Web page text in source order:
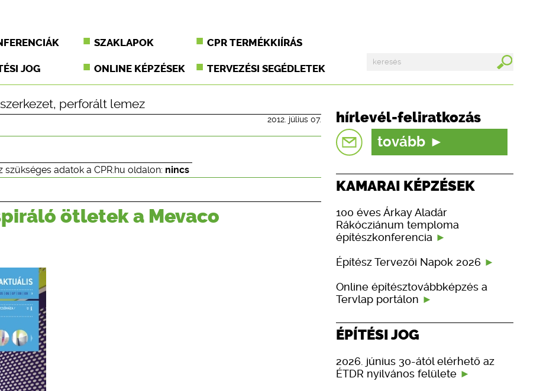
SZAKLAPOK CPR TERMÉKKIÍRÁS
JOG ONLINE KÉPZÉSEK TERVEZÉSI SEGÉDLETEK
, perforált lemez
2012. július 07.
szükséges adatok a CPR.hu oldalon: nincs
ötletek a Mevaco
hírlevél-feliratkozás
tovább
KAMARAI KÉPZÉSEK
100 éves Árkay Aladár
Rákócziánum temploma
építészkonferencia
Építész Tervezői Napok 2026
Online építésztovábbképzés a
Tervlap portálon
ÉPÍTÉSI JOG
2026. június 30-ától elérhető az
ÉTDR nyilvános felülete